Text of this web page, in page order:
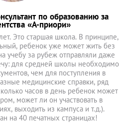
по образованию за
«А-приори»
Это старшая школа. В принципе,
ребенок уже может жить без
учебу за рубеж отправляли даже
для средней школы необходимо
чем для поступления в
медицинские справки, ряд
часов в день ребенок может
может ли он участвовать в
выходить из кампуса и т.д.).
на 40 печатных страницах!